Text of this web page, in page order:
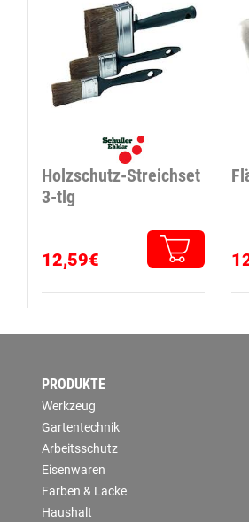
Holzschutz-Streichset
3-tlg
12,59€
PRODUKTE
Werkzeug
Gartentechnik
Arbeitsschutz
Eisenwaren
Farben & Lacke
Haushalt